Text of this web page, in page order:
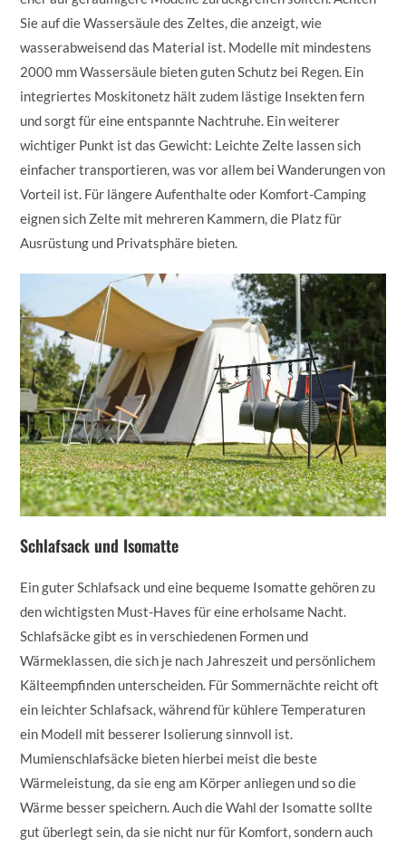
Sie auf die Wassersäule des Zeltes, die anzeigt, wie
wasserabweisend das Material ist. Modelle mit mindestens
2000 mm Wassersäule bieten guten Schutz bei Regen. Ein
integriertes Moskitonetz hält zudem lästige Insekten fern
und sorgt für eine entspannte Nachtruhe. Ein weiterer
wichtiger Punkt ist das Gewicht: Leichte Zelte lassen sich
einfacher transportieren, was vor allem bei Wanderungen von
Vorteil ist. Für längere Aufenthalte oder Komfort-Camping
eignen sich Zelte mit mehreren Kammern, die Platz für
Ausrüstung und Privatsphäre bieten.
Schlafsack und Isomatte
Ein guter Schlafsack und eine bequeme Isomatte gehören zu
den wichtigsten Must-Haves für eine erholsame Nacht.
Schlafsäcke gibt es in verschiedenen Formen und
Wärmeklassen, die sich je nach Jahreszeit und persönlichem
Kälteempfinden unterscheiden. Für Sommernächte reicht oft
ein leichter Schlafsack, während für kühlere Temperaturen
ein Modell mit besserer Isolierung sinnvoll ist.
Mumienschlafsäcke bieten hierbei meist die beste
Wärmeleistung, da sie eng am Körper anliegen und so die
Wärme besser speichern. Auch die Wahl der Isomatte sollte
gut überlegt sein, da sie nicht nur für Komfort, sondern auch